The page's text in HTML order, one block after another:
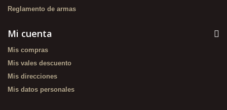
Reglamento de armas
Mi cuenta
Mis compras
Mis vales descuento
Mis direcciones
Mis datos personales